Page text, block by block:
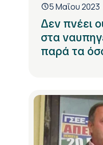
5 Μαΐου 2023
Δεν πνέει
στα
παρά τα